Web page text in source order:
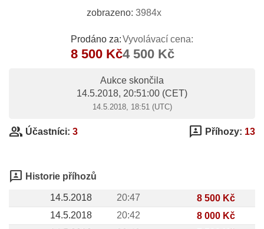
zobrazeno: 3984x
Prodáno za:
8 500 Kč
Vyvolávací cena:
4 500 Kč
Aukce skončila
14.5.2018, 20:51:00 (CET)
14.5.2018, 18:51 (UTC)
group Účastníci: 3 3p Příhozy: 13
3p Historie příhozů
14.5.2018 20:47
8 500 Kč
14.5.2018
20:42
8 000 Kč